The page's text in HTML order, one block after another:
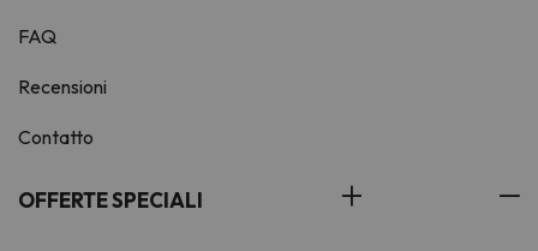
FAQ
Recensioni
Contatto
OFFERTE SPECIALI